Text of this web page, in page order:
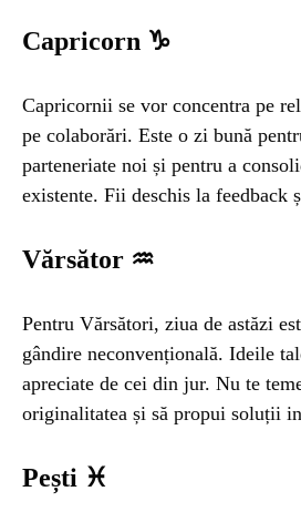
Capricorn ♑
Capricornii se vor concentra pe
pe colaborări. Este o zi bună
parteneriate noi și pentru a
existente. Fii deschis la feedback
Vărsător ♒
Pentru Vărsători, ziua de astăzi
gândire neconvențională. Ideile
apreciate de cei din jur. Nu te
originalitatea și să propui soluții
Pești ♓